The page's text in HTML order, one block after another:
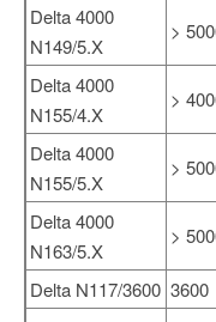
Delta 4000
N149/5.X
>
Delta 4000
N155/4.X
>
Delta 4000
N155/5.X
>
Delta 4000
N163/5.X
>
Delta N117/3600 3600